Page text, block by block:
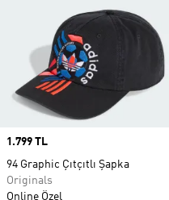
Price
1.799 TL
94 Graphic Çıtçıtlı Şapka
Originals
Online Özel